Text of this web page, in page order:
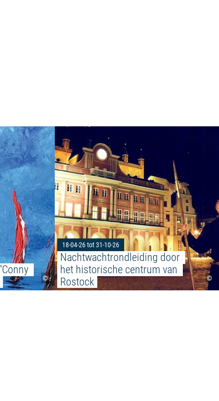
ORKEST TREMOLO NONSTOP"
©
Meer lezen: "Speciale tentoonstelling "Conny
©
18-04-26 tot 31-10-26
Nachtwachtrondleiding door
het historische centrum van
Rostock